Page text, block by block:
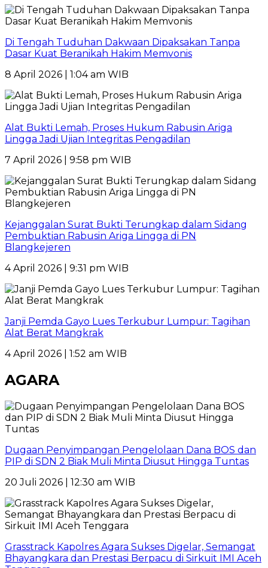
Di Tengah Tuduhan Dakwaan Dipaksakan Tanpa
Dasar Kuat Beranikah Hakim Memvonis
8 April 2026 | 1:04 am WIB
Alat Bukti Lemah, Proses Hukum Rabusin Ariga
Lingga Jadi Ujian Integritas Pengadilan
7 April 2026 | 9:58 pm WIB
Kejanggalan Surat Bukti Terungkap dalam Sidang
Pembuktian Rabusin Ariga Lingga di PN
Blangkejeren
4 April 2026 | 9:31 pm WIB
Janji Pemda Gayo Lues Terkubur Lumpur: Tagihan
Alat Berat Mangkrak
4 April 2026 | 1:52 am WIB
AGARA
Dugaan Penyimpangan Pengelolaan Dana BOS dan
PIP di SDN 2 Biak Muli Minta Diusut Hingga Tuntas
20 Juli 2026 | 12:30 am WIB
Grasstrack Kapolres Agara Sukses Digelar, Semangat
Bhayangkara dan Prestasi Berpacu di Sirkuit IMI Aceh